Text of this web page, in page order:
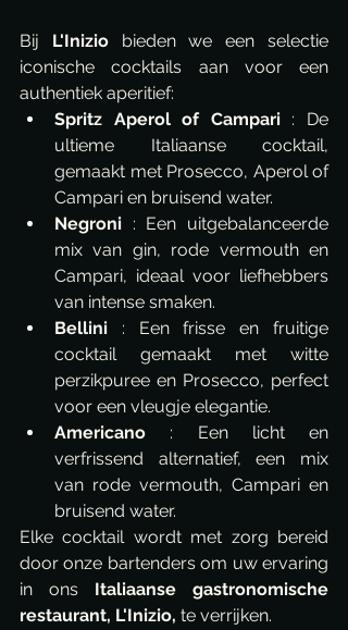
Bij L'Inizio bieden we een selectie
iconische cocktails aan voor een
authentiek aperitief:
Spritz Aperol of Campari : De
ultieme Italiaanse cocktail,
gemaakt met Prosecco, Aperol of
Campari en bruisend water.
Negroni : Een uitgebalanceerde
mix van gin, rode vermouth en
Campari, ideaal voor liefhebbers
van intense smaken.
Bellini : Een frisse en fruitige
cocktail gemaakt met witte
perzikpuree en Prosecco, perfect
voor een vleugje elegantie.
Americano : Een licht en
verfrissend alternatief, een mix
van rode vermouth, Campari en
bruisend water.
Elke cocktail wordt met zorg bereid
door onze bartenders om uw ervaring
in ons Italiaanse gastronomische
restaurant, L'Inizio, te verrijken.